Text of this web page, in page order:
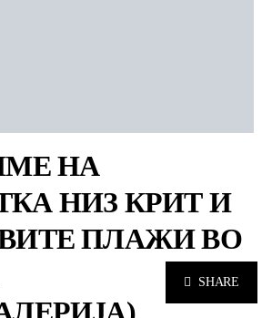
НА
НИЗ КРИТ И
ПЛАЖИ ВО
SHARE